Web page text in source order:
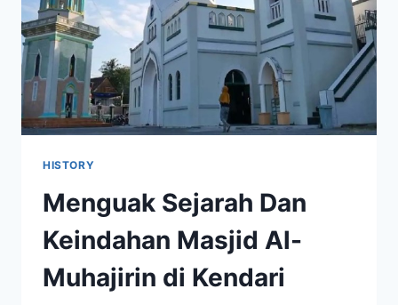
HISTORY
Menguak Sejarah Dan
Keindahan Masjid Al-
Muhajirin di Kendari